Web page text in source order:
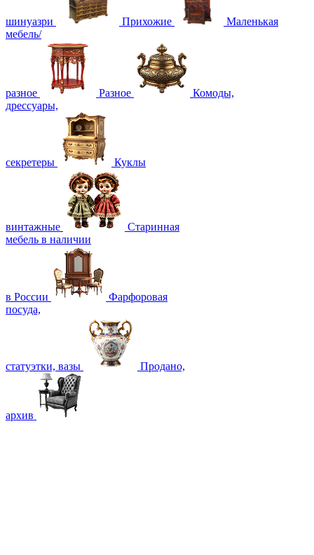
шинуазри Прихожие
Маленькая
мебель/
разное Разное
Комоды,
дрессуары,
секретеры Куклы
винтажные
Старинная
мебель в наличии
в России
Фарфоровая
посуда,
статуэтки, вазы Продано,
архив